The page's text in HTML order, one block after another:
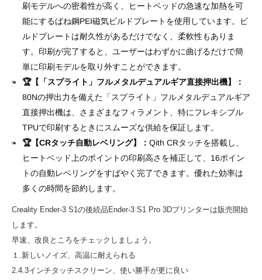
刷モデルへの密着性が高く、ヒートベッドの急速な加熱を可
能にするばね鋼PEI磁気ビルドプレートを使用しています。ビ
ルドプレートは耐久性があるだけでなく、柔軟性もありま
す。印刷が完了すると、ユーザーはわずかに曲げるだけで簡
単に印刷モデルを取り外すことができます。
🏆【「スプライト」フルメタルデュアルギア直接押出機】：
80Nの押出力を備えた「スプライト」フルメタルデュアルギア
直接押出機は、さまざまなフィラメント、特にフレキシブル
TPUで印刷するときにスムーズな供給を保証します。
🏆【CRタッチ自動レベリング】： Qith CRタッチを搭載し、
ヒートベッド上のポイントの印刷高さを補正して、16ポイン
トの自動レベリングをすばやく完了できます。優れた効率は
多くの時間を節約します。
Creality Ender-3 S1の後続品Ender-3 S1 Pro 3Dプリンターは販売開始
します。
早速、改良ところをチェックしましょう。
１.新しいノイズ、高温に耐えられる
2.4.3インチタッチスクリーン、使い勝手が更に良い